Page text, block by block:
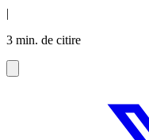
|
3 min. de citire